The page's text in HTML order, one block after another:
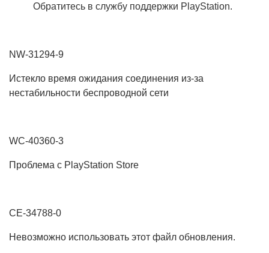
Обратитесь в службу поддержки PlayStation.
NW-31294-9
Истекло время ожидания соединения из-за
нестабильности беспроводной сети
WC-40360-3
Проблема с PlayStation Store
CE-34788-0
Невозможно использовать этот файл обновления.